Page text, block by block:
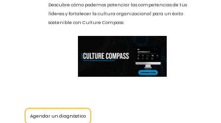
cultura empresarial.
efectivas, te permite reclutar consistentemente colaboradores
de alto potencial y desbloquear valor oculto, asegurando que
pondrás los recursos en el lugar que generan mayor
Culture Compass
facilita la planificación y desarrollo de programas de